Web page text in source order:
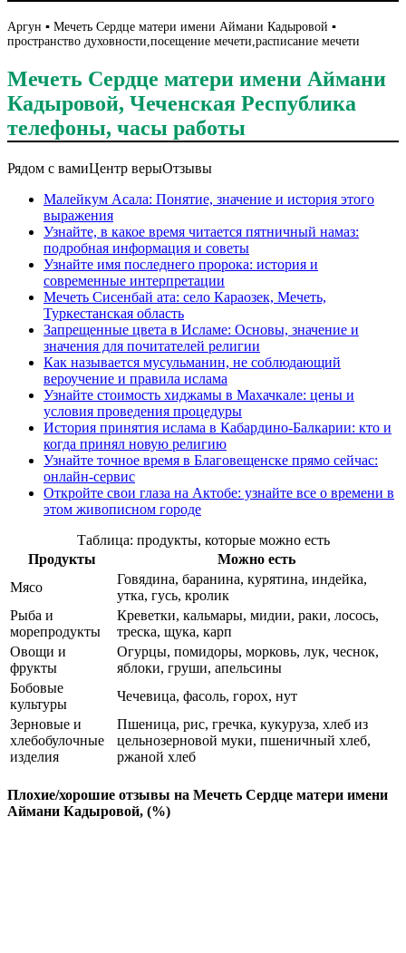
Аргун ▪️ Мечеть Сердце матери имени Аймани Кадыровой ▪️
пространство духовности,посещение мечети,расписание мечети
Мечеть Сердце матери имени Аймани
Кадыровой, Чеченская Республика
телефоны, часы работы
Рядом с вамиЦентр верыОтзывы
Малейкум Асала: Понятие, значение и история этого
выражения
Узнайте, в какое время читается пятничный намаз:
подробная информация и советы
Узнайте имя последнего пророка: история и
современные интерпретации
Мечеть Сисенбай ата: село Караозек, Мечеть,
Туркестанская область
Запрещенные цвета в Исламе: Основы, значение и
значения для почитателей религии
Как называется мусульманин, не соблюдающий
вероучение и правила ислама
Узнайте стоимость хиджамы в Махачкале: цены и
условия проведения процедуры
История принятия ислама в Кабардино-Балкарии: кто и
когда принял новую религию
Узнайте точное время в Благовещенске прямо сейчас:
онлайн-сервис
Откройте свои глаза на Актобе: узнайте все о времени в
этом живописном городе
Таблица: продукты, которые можно есть
Продукты
Можно есть
Мясо
Говядина, баранина, курятина, индейка,
утка, гусь, кролик
Рыба и
морепродукты
Креветки, кальмары, мидии, раки, лосось,
треска, щука, карп
Овощи и
фрукты
Огурцы, помидоры, морковь, лук, чеснок,
яблоки, груши, апельсины
Бобовые
культуры
Чечевица, фасоль, горох, нут
Зерновые и
хлебобулочные
изделия
Пшеница, рис, гречка, кукуруза, хлеб из
цельнозерновой муки, пшеничный хлеб,
ржаной хлеб
Плохие/хорошие отзывы на Мечеть Сердце матери имени
Аймани Кадыровой, (%)